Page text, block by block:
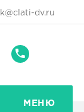
dv.ru
+7
22-
78
МЕНЮ